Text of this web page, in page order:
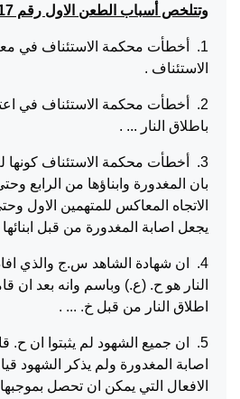
وتتلخص أسباب الطعن الاول رقم 202/2017 بما يلي :-
1. أخطأت محكمة الاستئناف في
الاستئناف .
2. أخطأت محكمة الاستئناف في
باطلاق النار ... .
3. أخطأت محكمة الاستئناف كونها لم
بان المغدورة وابناؤها من الرابع
الاتجاه المعاكس للمتهمين الاول
يجعل اصابة المغدورة من قبل
4. ان شهادة الشاهد س.ج والذي
النار هو ح. (ع.) وباسم وانه بعد ان
اطلاق النار من قبل خ. ... .
5. ان جميع الشهود لم يثبتوا ان ح.
اصابة المغدورة ولم يذكر الشهود
الافعال التي يمكن ان تحصل بموجبها